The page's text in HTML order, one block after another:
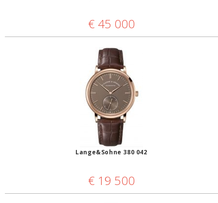
€ 45 000
Lange&Sohne 380 042
€ 19 500